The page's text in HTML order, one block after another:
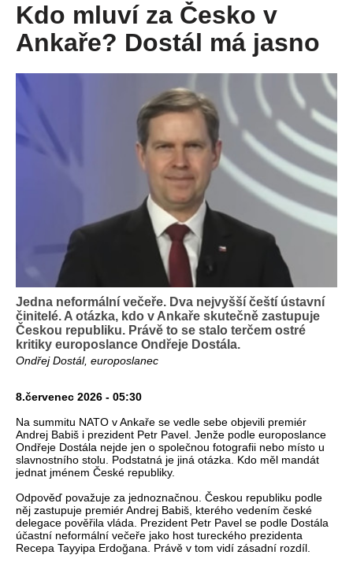
Kdo mluví za Česko v
Ankaře? Dostál má jasno
Jedna neformální večeře. Dva nejvyšší čeští ústavní
činitelé. A otázka, kdo v Ankaře skutečně zastupuje
Českou republiku. Právě to se stalo terčem ostré
kritiky europoslance Ondřeje Dostála.
Ondřej Dostál, europoslanec
8.červenec 2026 - 05:30
Na summitu NATO v Ankaře se vedle sebe objevili premiér
Andrej Babiš i prezident Petr Pavel. Jenže podle europoslance
Ondřeje Dostála nejde jen o společnou fotografii nebo místo u
slavnostního stolu. Podstatná je jiná otázka. Kdo měl mandát
jednat jménem České republiky.
Odpověď považuje za jednoznačnou. Českou republiku podle
něj zastupuje premiér Andrej Babiš, kterého vedením české
delegace pověřila vláda. Prezident Petr Pavel se podle Dostála
účastní neformální večeře jako host tureckého prezidenta
Recepa Tayyipa Erdoğana. Právě v tom vidí zásadní rozdíl.